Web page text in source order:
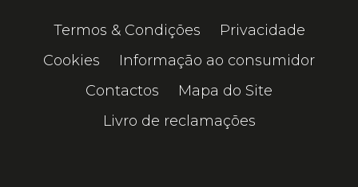
Termos & Condições
Privacidade
Cookies
Informação ao consumidor
Contactos
Mapa do Site
Livro de reclamações